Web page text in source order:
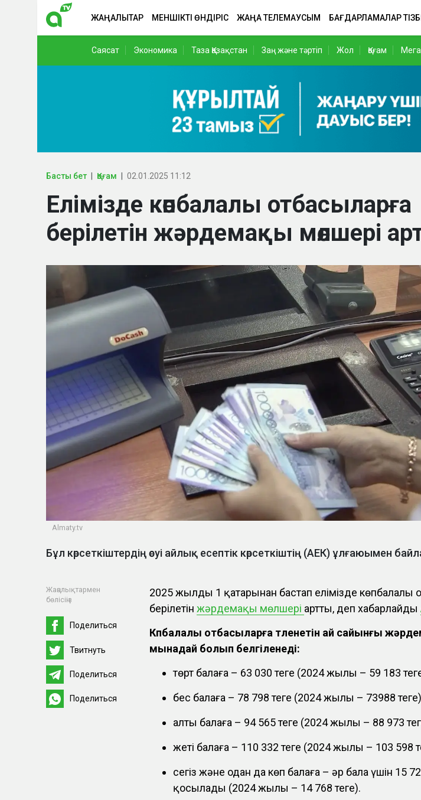
ЖАҢАЛЫҚТАР МЕНШІКТІ ӨНДІРІС ЖАҢА ТЕЛЕМАУСЫМ БАҒДАРЛАМАЛАР
Саясат Экономика Таза Қазақстан Заң және тәртіп Жол Қоғам
Басты бет Қоғам 02.01.2025 11:12
Елімізде көпбалалы отбасыларға
берілетін жәрдемақы мөлшері
Almaty.tv
Бұл көрсеткіштердің өсуі айлық есептік көрсеткіштің (АЕК) ұлғаюымен
Жаңалықтармен
бөлісіңіз
Поделиться
Твитнуть
Поделиться
Поделиться
2025 жылдың 1 қаңтарынан бастап елімізде көпбалалы
берілетінжәрдемақы мөлшері артты, деп хабарлайды
Көпбалалы отбасыларға төленетін ай сайынғы
мынадай болып белгіленеді:
төрт балаға – 63 030 теңге (2024 жылы – 59 183
бес балаға – 78 798 теңге (2024 жылы – 73988
алты балаға – 94 565 теңге (2024 жылы – 88 973
жеті балаға – 110 332 теңге (2024 жылы – 103 598
сегіз және одан да көп балаға – әр бала үшін 15
қосылады (2024 жылы – 14 768 теңге).